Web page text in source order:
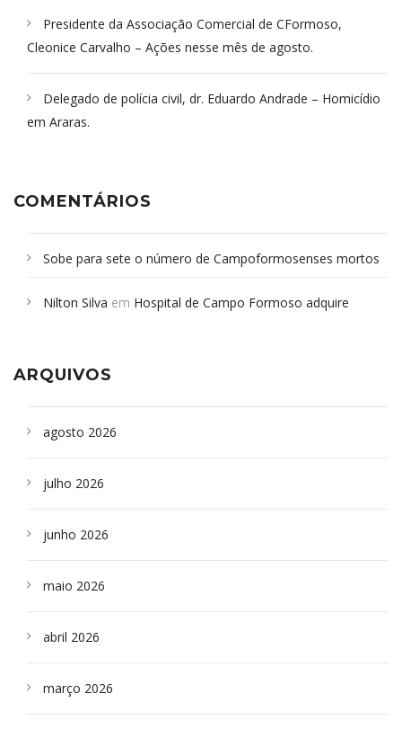
Presidente da Associação Comercial de CFormoso,
Cleonice Carvalho – Ações nesse mês de agosto.
Delegado de polícia civil, dr. Eduardo Andrade – Homicídio
em Araras.
COMENTÁRIOS
Sobe para sete o número de Campoformosenses mortos
Campoformosenses que morreram em desabamentos são
Nilton Silva em Hospital de Campo Formoso adquire
ARQUIVOS
agosto 2026
julho 2026
junho 2026
maio 2026
abril 2026
março 2026